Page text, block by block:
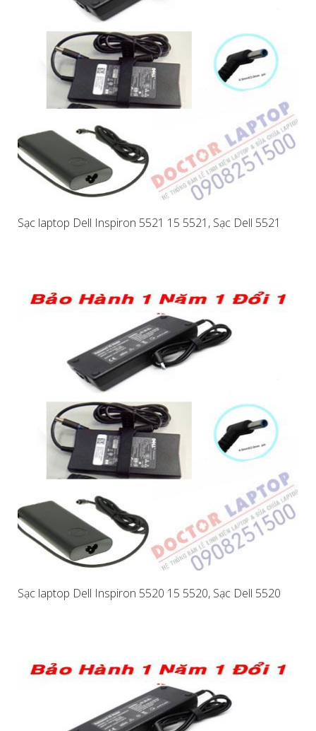
Sạc laptop Dell Inspiron 5521 15 5521, Sạc Dell 5521
Sạc laptop Dell Inspiron 5520 15 5520, Sạc Dell 5520